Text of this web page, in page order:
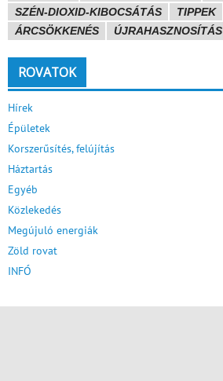
SZÉN-DIOXID-KIBOCSÁTÁS
TIPPEK
ÁRCSÖKKENÉS
ÚJRAHASZNOSÍTÁS
ROVATOK
Hírek
Épületek
Korszerűsítés, felújítás
Háztartás
Egyéb
Közlekedés
Megújuló energiák
Zöld rovat
INFÓ